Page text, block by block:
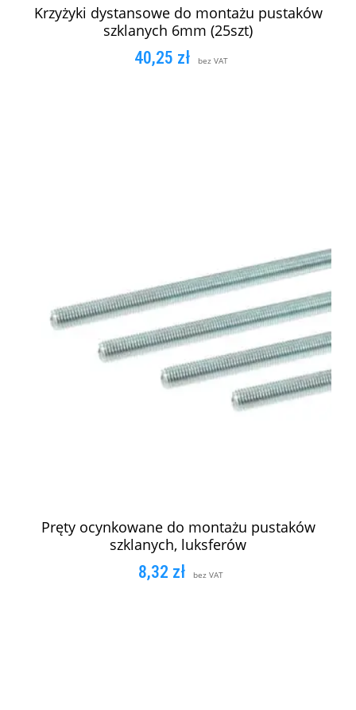
Krzyżyki dystansowe do montażu pustaków
szklanych 6mm (25szt)
40,25 zł bez VAT
Pręty ocynkowane do montażu pustaków
szklanych, luksferów
8,32 zł bez VAT